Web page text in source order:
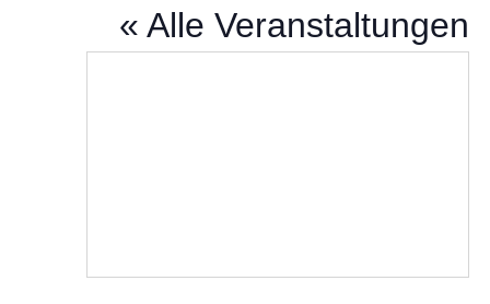
« Alle Veranstaltungen